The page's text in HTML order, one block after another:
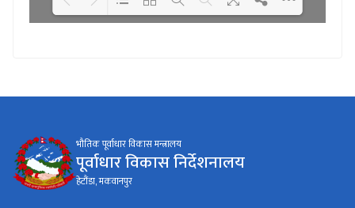
भौतिक पूर्वाधार विकास मन्त्रालय
पूर्वाधार विकास निर्देशनालय
हेटौंडा, मकवानपुर